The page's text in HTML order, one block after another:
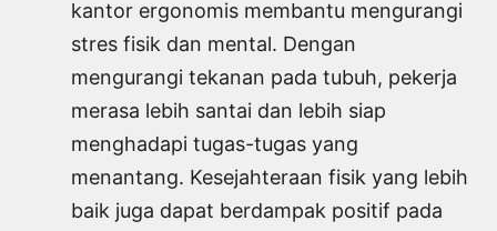
kantor ergonomis membantu mengurangi
stres fisik dan mental. Dengan
mengurangi tekanan pada tubuh, pekerja
merasa lebih santai dan lebih siap
menghadapi tugas-tugas yang
menantang. Kesejahteraan fisik yang lebih
baik juga dapat berdampak positif pada